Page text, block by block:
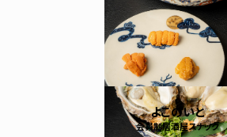
よこのいと
会員制居酒屋スナック